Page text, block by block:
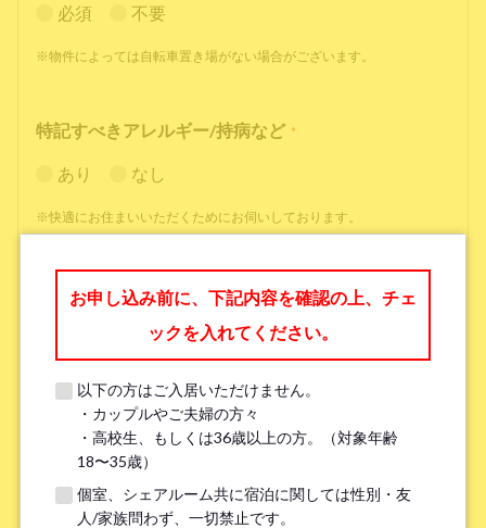
必須 不要
※物件によっては自転車置き場がない場合がございます。
特記すべきアレルギー/持病など *
あり なし
※快適にお住まいいただくためにお伺いしております。
*
勤務先名、学校名 *
※無職の方は無しとご記入ください
お申し込み前に、下記内容を確認の上、チェ
ックを入れてください。
以下の方はご入居いただけません。
・カップルやご夫婦の方々
・高校生、もしくは36歳以上の方。（対象年齢
18〜35歳）
個室、シェアルーム共に宿泊に関しては性別・友
人/家族問わず、一切禁止です。